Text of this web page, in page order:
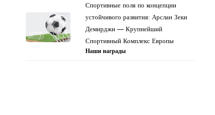
Спортивные поля по концепции
устойчивого развития: Арслан Зеки
Демирджи — Крупнейший
Спортивный Комплекс Европы
Наши награды